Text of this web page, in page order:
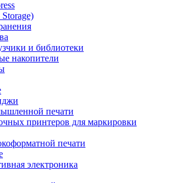
и библиотеки
накопители
печати
принтеров для маркировки
печати
электроника